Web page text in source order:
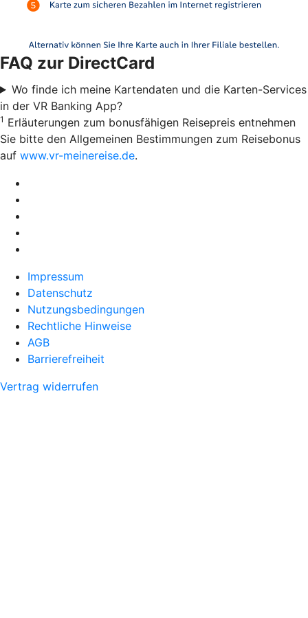
FAQ zur DirectCard
Wo finde ich meine Kartendaten und die Karten-Services
in der VR Banking App?
1 Erläuterungen zum bonusfähigen Reisepreis entnehmen
Sie bitte den Allgemeinen Bestimmungen zum Reisebonus
auf www.vr-meinereise.de.
Impressum
Datenschutz
Nutzungsbedingungen
Rechtliche Hinweise
AGB
Barrierefreiheit
Vertrag widerrufen